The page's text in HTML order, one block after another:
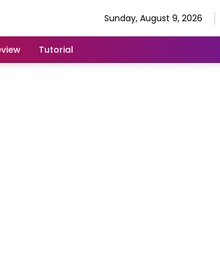
Sunday, August 9, 2026
Tutorial